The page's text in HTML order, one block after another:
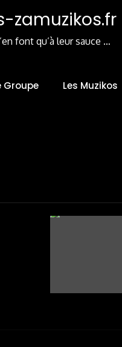
zamuzikos.fr
font qu’à leur sauce …
Groupe Les Muzikos